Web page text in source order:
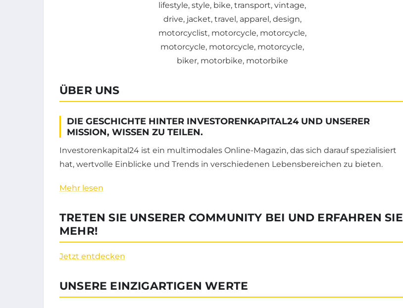
ÜBER UNS
DIE GESCHICHTE HINTER INVESTORENKAPITAL24 UND UNSERER
MISSION, WISSEN ZU TEILEN.
Investorenkapital24 ist ein multimodales Online-Magazin, das sich darauf spezialisiert
hat, wertvolle Einblicke und Trends in verschiedenen Lebensbereichen zu bieten.
Mehr lesen
TRETEN SIE UNSERER COMMUNITY BEI UND ERFAHREN SIE
MEHR!
Jetzt entdecken
UNSERE EINZIGARTIGEN WERTE